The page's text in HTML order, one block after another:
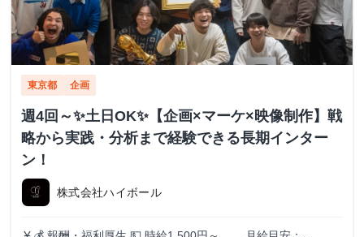
東京都 企画
週4回～✨️土日OK✨️【企画×マーケ×映像制作】戦
略から実践・分析まで経験できる長期インター
ン！
株式会社ハイボール